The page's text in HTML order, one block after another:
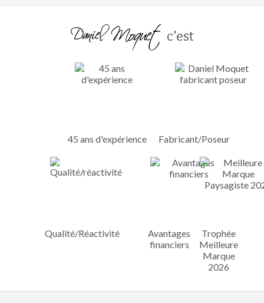
c'est
45 ans d'expérience Fabricant/Poseur
Qualité/Réactivité
Avantages
financiers
Trophée
Meilleure
Marque
2026